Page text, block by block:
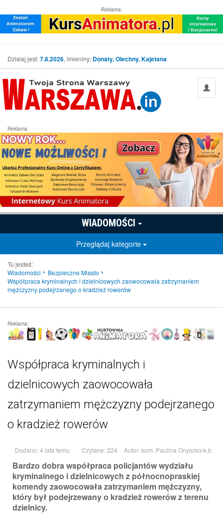
Reklama:
Dzisiaj jest:7.8.2026, imieniny: Donaty, Olechny, Kajetana
Reklama
WIADOMOŚCI
Przeglądaj kategorie
Tu jesteś:
Wiadomości
Bezpieczne Miasto
Współpraca kryminalnych i dzielnicowych zaowocowała zatrzymaniem
mężczyzny podejrzanego o kradzież rowerów
Reklama:
Współpraca kryminalnych i
dzielnicowych zaowocowała
zatrzymaniem mężczyzny podejrzanego
o kradzież rowerów
Dodano: 4 lata temu Czytane: 224 Autor:kom. Paulina Onyszko/e.b.
Bardzo dobra współpraca policjantów wydziału
kryminalnego i dzielnicowych z północnopraskiej
komendy zaowocowała zatrzymaniem mężczyzny,
który był podejrzewany o kradzież rowerów z terenu
dzielnicy.